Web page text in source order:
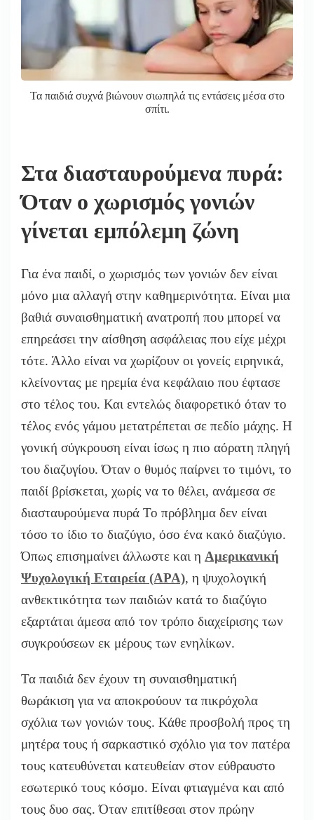
Τα παιδιά συχνά βιώνουν σιωπηλά τις εντάσεις μέσα στο
σπίτι.
Στα διασταυρούμενα πυρά:
Όταν ο χωρισμός γονιών
γίνεται εμπόλεμη ζώνη
Για ένα παιδί, ο χωρισμός των γονιών δεν είναι
μόνο μια αλλαγή στην καθημερινότητα. Είναι μια
βαθιά συναισθηματική ανατροπή που μπορεί να
επηρεάσει την αίσθηση ασφάλειας που είχε μέχρι
τότε. Άλλο είναι να χωρίζουν οι γονείς ειρηνικά,
κλείνοντας με ηρεμία ένα κεφάλαιο που έφτασε
στο τέλος του. Και εντελώς διαφορετικό όταν το
τέλος ενός γάμου μετατρέπεται σε πεδίο μάχης. Η
γονική σύγκρουση είναι ίσως η πιο αόρατη πληγή
του διαζυγίου. Όταν ο θυμός παίρνει το τιμόνι, το
παιδί βρίσκεται, χωρίς να το θέλει, ανάμεσα σε
διασταυρούμενα πυρά Το πρόβλημα δεν είναι
τόσο το ίδιο το διαζύγιο, όσο ένα κακό διαζύγιο.
Όπως επισημαίνει άλλωστε και η Αμερικανική
Ψυχολογική Εταιρεία (APA), η ψυχολογική
ανθεκτικότητα των παιδιών κατά το διαζύγιο
εξαρτάται άμεσα από τον τρόπο διαχείρισης των
συγκρούσεων εκ μέρους των ενηλίκων.
Τα παιδιά δεν έχουν τη συναισθηματική
θωράκιση για να αποκρούουν τα πικρόχολα
σχόλια των γονιών τους. Κάθε προσβολή προς τη
μητέρα τους ή σαρκαστικό σχόλιο για τον πατέρα
τους κατευθύνεται κατευθείαν στον εύθραυστο
εσωτερικό τους κόσμο. Είναι φτιαγμένα και από
τους δυο σας. Όταν επιτίθεσαι στον πρώην